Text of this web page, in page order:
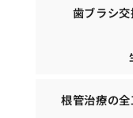
歯ブラシ
根管治療の